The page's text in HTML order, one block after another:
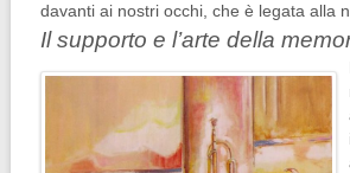
davanti ai nostri occhi, che è legata alla
Il supporto e l’arte della